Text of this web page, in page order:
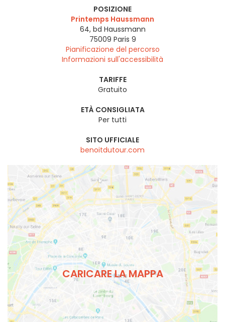
POSIZIONE
Printemps Haussmann
64, bd Haussmann
75009 Paris 9
Pianificazione del percorso
Informazioni sull'accessibilità
TARIFFE
Gratuito
ETÀ CONSIGLIATA
Per tutti
SITO UFFICIALE
benoitdutour.com
CARICARE LA MAPPA